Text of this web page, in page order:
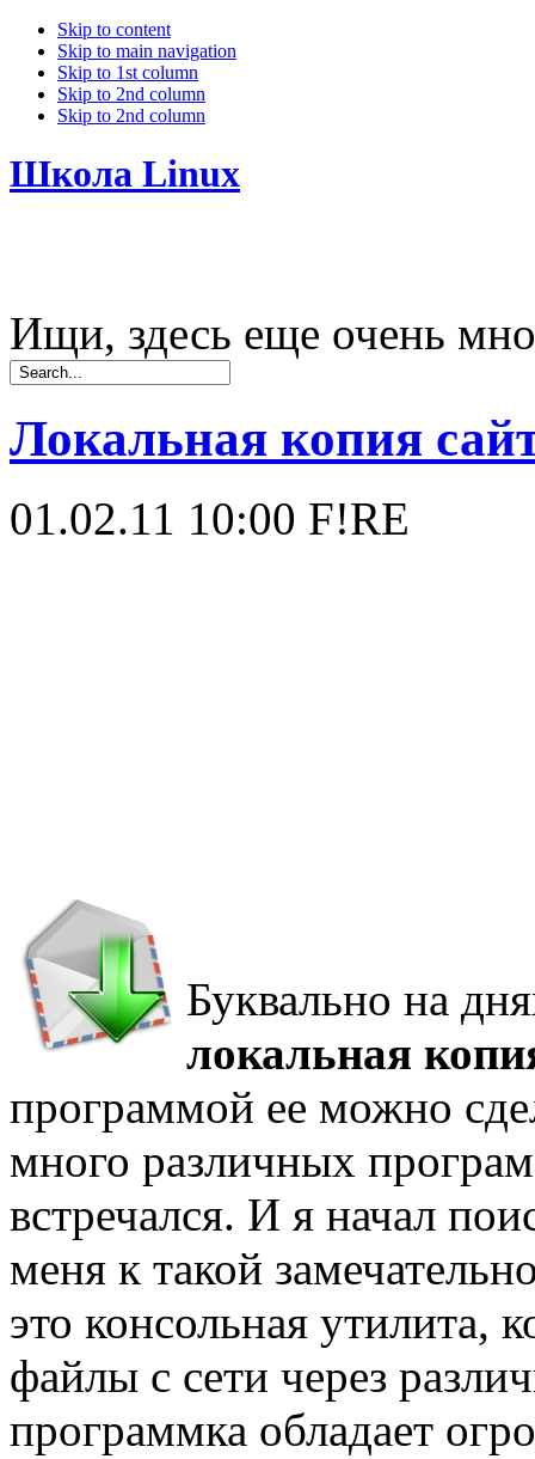
Skip to content
Skip to main navigation
Skip to 1st column
Skip to 2nd column
Skip to 2nd column
Школа Linux
Ищи, здесь еще очень
Локальная копия
01.02.11 10:00 F!RE
Буквально на
локальная
программой ее можно
много различных
встречался. И я начал
меня к такой
это консольная утилита,
файлы с сети через
программка обладает